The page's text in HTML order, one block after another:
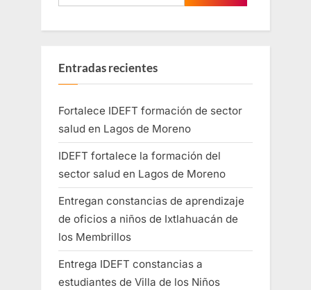
Entradas recientes
Fortalece IDEFT formación de sector
salud en Lagos de Moreno
IDEFT fortalece la formación del
sector salud en Lagos de Moreno
Entregan constancias de aprendizaje
de oficios a niños de Ixtlahuacán de
los Membrillos
Entrega IDEFT constancias a
estudiantes de Villa de los Niños